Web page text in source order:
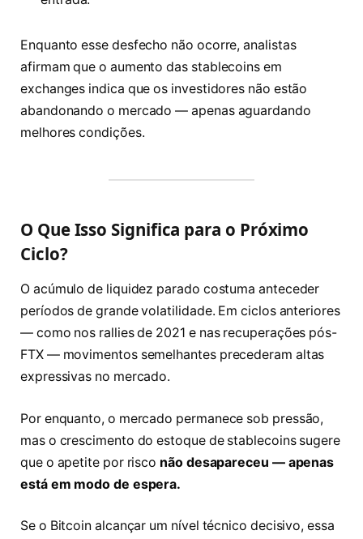
Enquanto esse desfecho não ocorre, analistas
afirmam que o aumento das stablecoins em
exchanges indica que os investidores não estão
abandonando o mercado — apenas aguardando
melhores condições.
O Que Isso Significa para o Próximo
Ciclo?
O acúmulo de liquidez parado costuma anteceder
períodos de grande volatilidade. Em ciclos anteriores
— como nos rallies de 2021 e nas recuperações pós-
FTX — movimentos semelhantes precederam altas
expressivas no mercado.
Por enquanto, o mercado permanece sob pressão,
mas o crescimento do estoque de stablecoins sugere
que o apetite por risco não desapareceu — apenas
está em modo de espera.
Se o Bitcoin alcançar um nível técnico decisivo, essa